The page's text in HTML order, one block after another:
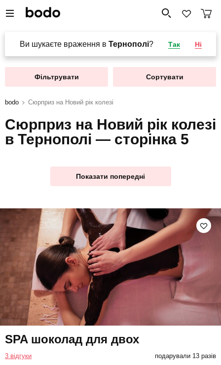
Ви шукаєте враження в Тернополі? Так Ні
Фільтрувати Сортувати
bodo Сюрприз на Новий рік колезі
Сюрприз на Новий рік колезі
в Тернополі — сторінка 5
Показати попередні
SPA шоколад для двох
3 відгуки подарували 13 разів